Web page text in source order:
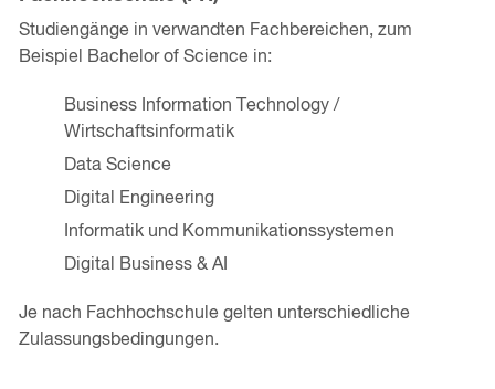
Studiengänge in verwandten Fachbereichen, zum
Beispiel Bachelor of Science in:
Business Information Technology /
Wirtschaftsinformatik
Data Science
Digital Engineering
Informatik und Kommunikationssystemen
Digital Business & AI
Je nach Fachhochschule gelten unterschiedliche
Zulassungsbedingungen.